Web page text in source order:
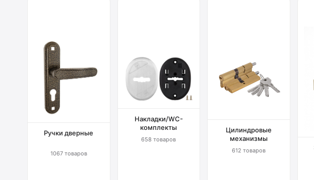
Ручки дверные
1067 товаров
Накладки/WC-
комплекты
658 товаров
Цилиндровые
механизмы
612 товаров